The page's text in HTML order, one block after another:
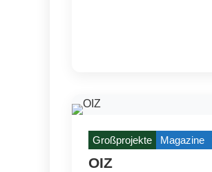
Großprojekte Magazine
OIZ